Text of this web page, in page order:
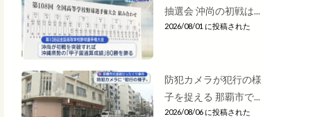
抽選会 沖尚の初戦は...
2026/08/01 に投稿された
防犯カメラが犯行の様
子を捉える 那覇市で...
2026/08/06 に投稿された